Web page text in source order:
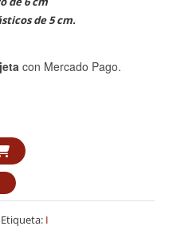
de 5 cm.
con Mercado Pago.
Etiqueta: I